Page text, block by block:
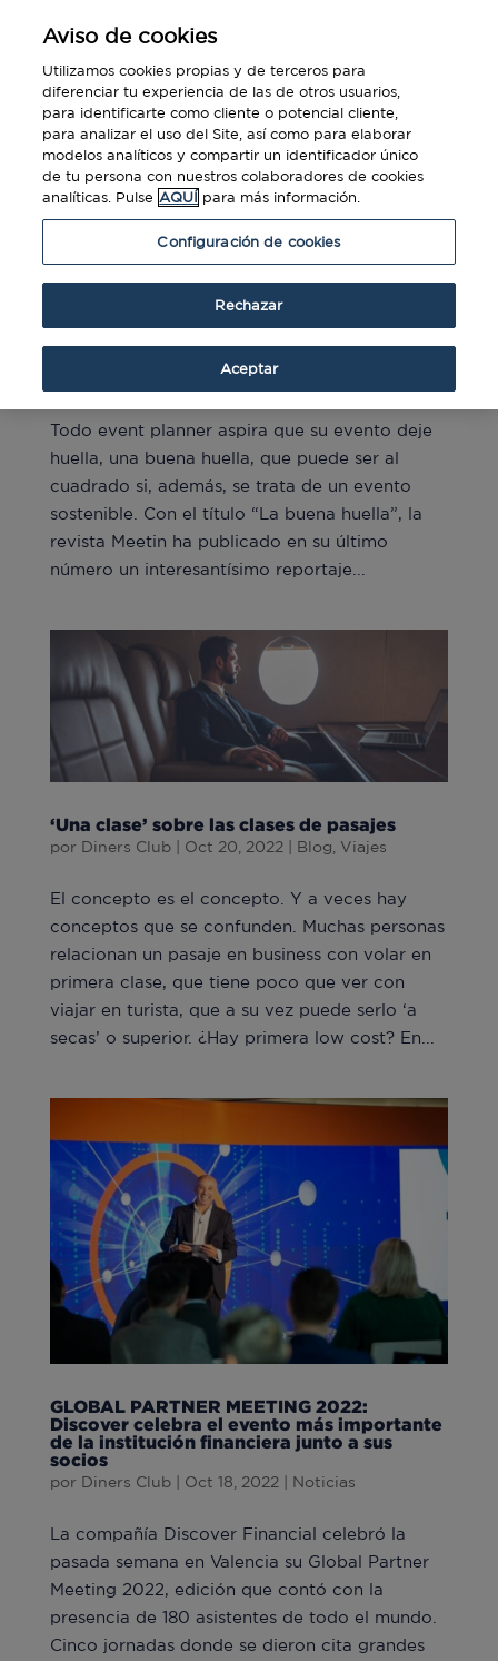
Oct 27, 2022
Todo event planner aspira que su evento deje
huella, una buena huella, que puede ser al
cuadrado si, además, se trata de un evento
sostenible. Con el título “La buena huella”, la
revista Meetin ha publicado en su último
número un interesantísimo reportaje...
‘Una clase’ sobre las clases de pasajes
por Diners Club| Oct 20, 2022| Blog Viajes
El concepto es el concepto. Y a veces hay
conceptos que se confunden. Muchas personas
relacionan un pasaje en business con volar en
primera clase, que tiene poco que ver con
viajar en turista, que a su vez puede serlo ‘a
secas’ o superior. ¿Hay primera low cost? En...
GLOBAL PARTNER MEETING 2022:
Discover celebra el evento más importante
de la institución financiera junto a sus
socios
por Diners Club| Oct 18, 2022| Noticias
La compañía Discover Financial celebró la
pasada semana en Valencia su Global Partner
Meeting 2022, edición que contó con la
presencia de 180 asistentes de todo el mundo.
Cinco jornadas donde se dieron cita grandes
Aviso de cookies
Utilizamos cookies propias y de terceros para
diferenciar tu experiencia de las de otros usuarios,
para identificarte como cliente o potencial cliente,
para analizar el uso del Site, así como para elaborar
modelos analíticos y compartir un identificador único
de tu persona con nuestros colaboradores de cookies
analíticas. Pulse AQUÍ para más información.
Configuración de cookies
Rechazar
Aceptar